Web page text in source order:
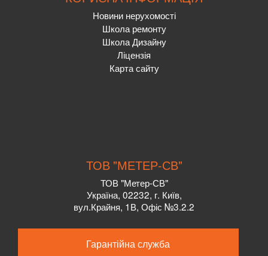
Новини нерухомості
Школа ремонту
Школа Дизайну
Ліцензія
Карта сайту
ТОВ "МЕТЕР-СВ"
ТОВ "Метер-СВ"
Україна, 02232, г. Київ,
вул.Крайня, 1В, Офіс №3.2.2
Гарантійна служба